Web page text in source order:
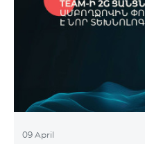
09 April